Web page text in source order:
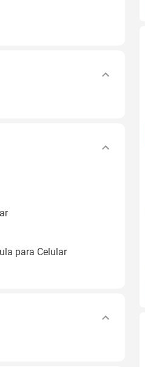
para Celular